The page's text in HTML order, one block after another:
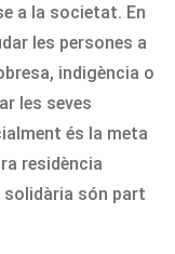
a la societat. En
les persones a
indigència o
les seves
és la meta
residència
són part